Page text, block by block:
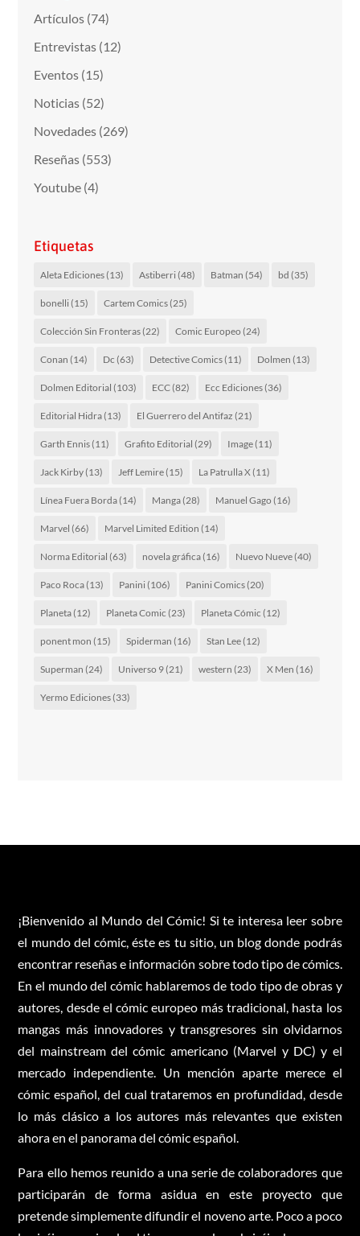
Artículos (74)
Entrevistas (12)
Eventos (15)
Noticias (52)
Novedades (269)
Reseñas (553)
Youtube (4)
Etiquetas
Aleta Ediciones(13) Astiberri(48) Batman (54) bd (35)
bonelli(15) Cartem Comics(25)
Colección Sin Fronteras(22) Comic Europeo (24)
Conan (14) Dc (63) Detective Comics(11) Dolmen (13)
Dolmen Editorial (103) ECC(82) Ecc Ediciones(36)
Editorial Hidra(13) El Guerrero del Antifaz (21)
Garth Ennis(11) Grafito Editorial (29) Image(11)
Jack Kirby(13) Jeff Lemire(15) La Patrulla X(11)
Línea Fuera Borda(14) Manga(28) Manuel Gago (16)
Marvel (66) Marvel Limited Edition (14)
Norma Editorial (63) novela gráfica(16) Nuevo Nueve(40)
Paco Roca(13) Panini(106) Panini Comics(20)
Planeta(12) Planeta Comic (23) Planeta Cómic (12)
ponent mon (15) Spiderman (16) Stan Lee(12)
Superman (24) Universo 9(21) western (23) X Men (16)
Yermo Ediciones(33)
¡Bienvenido al Mundo del Cómic! Si te interesa leer sobre
el mundo del cómic, éste es tu sitio, un blog donde podrás
encontrar reseñas e información sobre todo tipo de cómics.
En el mundo del cómic hablaremos de todo tipo de obras y
autores, desde el cómic europeo más tradicional, hasta los
mangas más innovadores y transgresores sin olvidarnos
del mainstream del cómic americano (Marvel y DC) y el
mercado independiente. Un mención aparte merece el
cómic español, del cual trataremos en profundidad, desde
lo más clásico a los autores más relevantes que existen
ahora en el panorama del cómic español.
Para ello hemos reunido a una serie de colaboradores que
participarán de forma asidua en este proyecto que
pretende simplemente difundir el noveno arte. Poco a poco